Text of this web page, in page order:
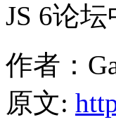
JS 6论
作者：
原文: